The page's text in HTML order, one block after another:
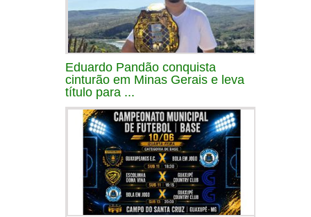
Eduardo Pandão conquista
cinturão em Minas Gerais e leva
título para ...